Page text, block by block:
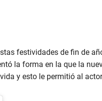
festividades de fin de
la forma en la que la
y esto le permitió al